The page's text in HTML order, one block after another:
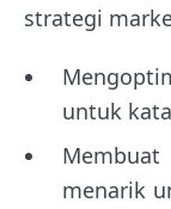
strategi
untuk
menarik